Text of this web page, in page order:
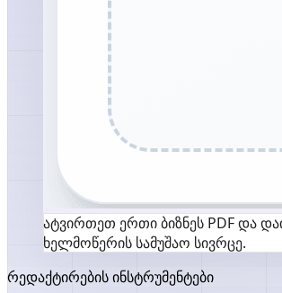
ატვირთეთ ერთი ბიზნეს PDF და
ხელმოწერის სამუშაო სივრცე.
რედაქტირების ინსტრუმენტები